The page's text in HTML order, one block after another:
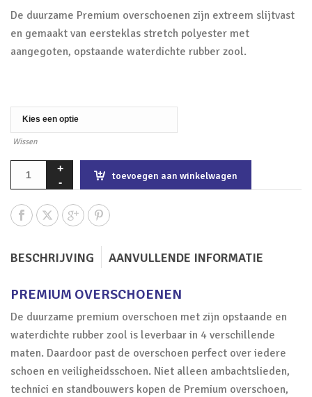
De duurzame Premium overschoenen zijn extreem slijtvast
en gemaakt van eersteklas stretch polyester met
aangegoten, opstaande waterdichte rubber zool.
Wissen
toevoegen aan winkelwagen
BESCHRIJVING AANVULLENDE INFORMATIE
PREMIUM OVERSCHOENEN
De duurzame premium overschoen met zijn opstaande en
waterdichte rubber zool is leverbaar in 4 verschillende
maten. Daardoor past de overschoen perfect over iedere
schoen en veiligheidsschoen. Niet alleen ambachtslieden,
technici en standbouwers kopen de Premium overschoen,